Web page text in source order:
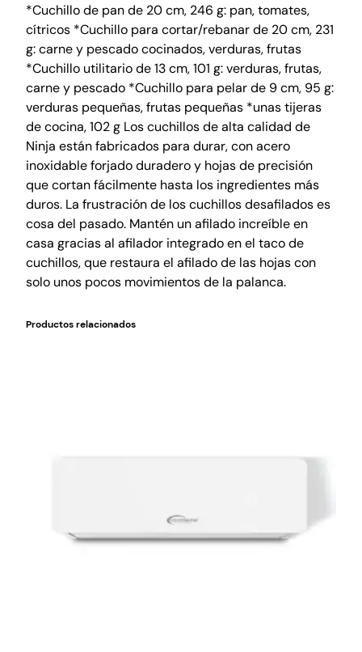
*Cuchillo de pan de 20 cm, 246 g: pan, tomates,
cítricos *Cuchillo para cortar/rebanar de 20 cm, 231
g: carne y pescado cocinados, verduras, frutas
*Cuchillo utilitario de 13 cm, 101 g: verduras, frutas,
carne y pescado *Cuchillo para pelar de 9 cm, 95 g:
verduras pequeñas, frutas pequeñas *unas tijeras
de cocina, 102 g Los cuchillos de alta calidad de
Ninja están fabricados para durar, con acero
inoxidable forjado duradero y hojas de precisión
que cortan fácilmente hasta los ingredientes más
duros. La frustración de los cuchillos desafilados es
cosa del pasado. Mantén un afilado increíble en
casa gracias al afilador integrado en el taco de
cuchillos, que restaura el afilado de las hojas con
solo unos pocos movimientos de la palanca.
Productos relacionados